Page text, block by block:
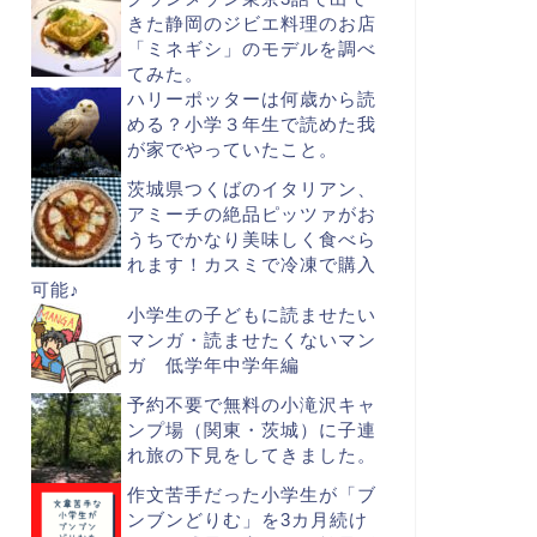
きた静岡のジビエ料理のお店
「ミネギシ」のモデルを調べ
てみた。
ハリーポッターは何歳から読
める？小学３年生で読めた我
が家でやっていたこと。
茨城県つくばのイタリアン、
アミーチの絶品ピッツァがお
うちでかなり美味しく食べら
れます！カスミで冷凍で購入
可能♪
小学生の子どもに読ませたい
マンガ・読ませたくないマン
ガ 低学年中学年編
予約不要で無料の小滝沢キャ
ンプ場（関東・茨城）に子連
れ旅の下見をしてきました。
作文苦手だった小学生が「ブ
ンブンどりむ」を3カ月続け